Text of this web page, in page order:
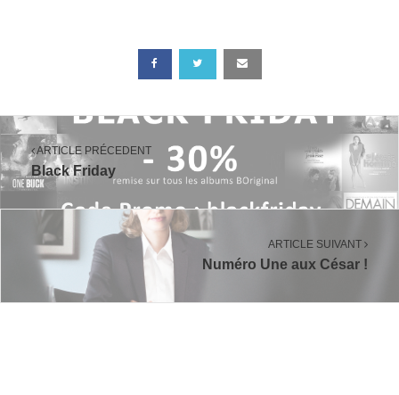
ARTICLE PRÉCEDENT
Black Friday
ARTICLE SUIVANT
Numéro Une aux César !